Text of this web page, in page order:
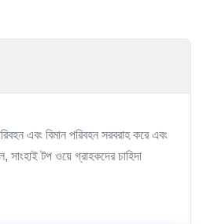
এবং বিমান পরিবহন সরবরাহ করে এবং
টপ ওয়ে গ্রাহকদের চাহিদা